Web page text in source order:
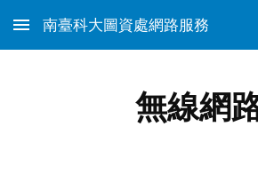
Skip to main content
南臺科大圖資處網路服務
無線網